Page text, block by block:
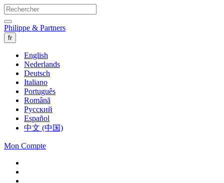
Philippe & Partners
fr
English
Nederlands
Deutsch
Italiano
Português
Română
Русский
Español
中文 (中国)
Mon Compte